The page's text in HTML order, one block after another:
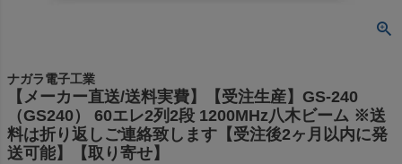
ナガラ電子工業
【メーカー直送/送料実費】【受注生産】GS-240
（GS240） 60エレ2列2段 1200MHz八木ビーム ※送
料は折り返しご連絡致します【受注後2ヶ月以内に発
送可能】【取り寄せ】